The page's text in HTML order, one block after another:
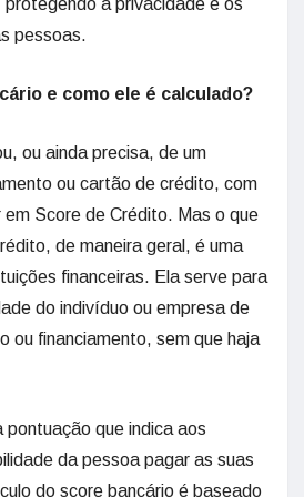
a privacidade e os
pessoas.
e como ele é calculado?
ou ainda precisa, de um
ou cartão de crédito, com
Score de Crédito. Mas o que
de maneira geral, é uma
financeiras. Ela serve para
do indivíduo ou empresa de
ou financiamento, sem que haja
pontuação que indica aos
da pessoa pagar as suas
do score bancário é baseado